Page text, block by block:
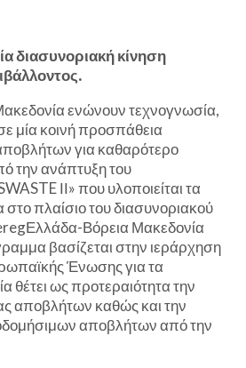
διασυνοριακή κίνηση
ενώνουν τεχνογνωσία,
μία κοινή προσπάθεια
για καθαρότερο
την ανάπτυξη του
ΙΙ» που υλοποιείται τα
στο πλαίσιο του διασυνοριακού
Βόρεια Μακεδονία
βασίζεται στην ιεράρχηση
Ένωσης για τα
θέτει ως προτεραιότητα την
αποβλήτων καθώς και την
αποβλήτων από την